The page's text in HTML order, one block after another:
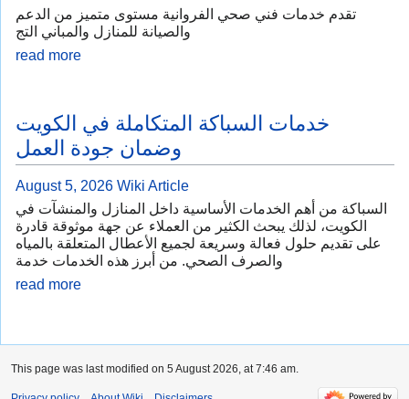
تقدم خدمات فني صحي الفروانية مستوى متميز من الدعم
والصيانة للمنازل والمباني التج
read more
خدمات السباكة المتكاملة في الكويت
وضمان جودة العمل
August 5, 2026 Wiki Article
السباكة من أهم الخدمات الأساسية داخل المنازل والمنشآت في
الكويت، لذلك يبحث الكثير من العملاء عن جهة موثوقة قادرة
على تقديم حلول فعالة وسريعة لجميع الأعطال المتعلقة بالمياه
والصرف الصحي. من أبرز هذه الخدمات خدمة
read more
This page was last modified on 5 August 2026, at 7:46 am.